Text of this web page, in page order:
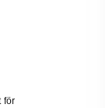
för